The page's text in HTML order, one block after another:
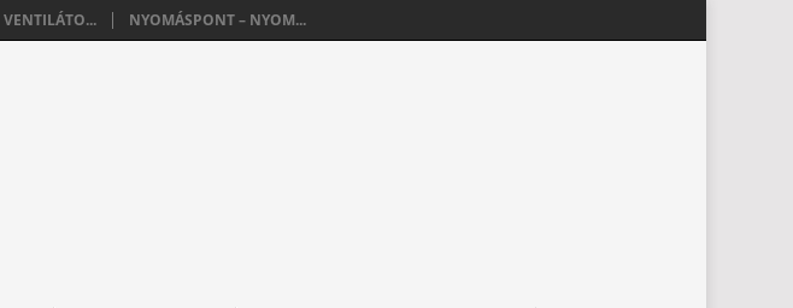
VENTILÁTO... NYOMÁSPONT – NYOM...